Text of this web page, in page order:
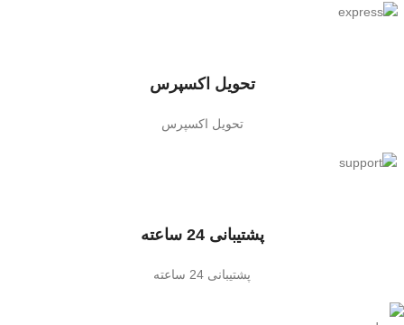
تحویل اکسپرس
تحویل اکسپرس
پشتیبانی 24 ساعته
پشتیبانی 24 ساعته